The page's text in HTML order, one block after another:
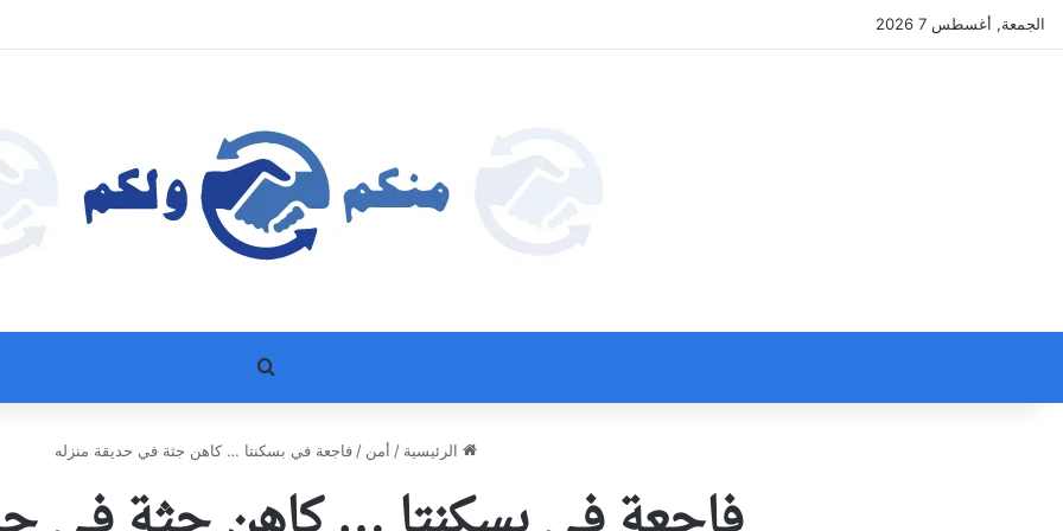
الجمعة, أغسطس 7 2026
بحث عن
الرئيسية / أمن / فاجعة في بسكنتا … كاهن جثة في حديقة منزله